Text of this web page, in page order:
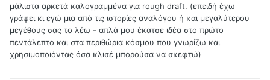
μάλιστα αρκετά καλογραμμένα για rough draft. (επειδή έχω
γράψει κι εγώ μια από τις ιστορίες αναλόγου ή και μεγαλύτερου
μεγέθους σας το λέω - απλά μου έκατσε ιδέα στο πρώτο
πεντάλεπτο και στα περιθώρια κόσμου που γνωρίζω και
χρησιμοποιόντας όσα κλισέ μπορούσα να σκεφτώ)